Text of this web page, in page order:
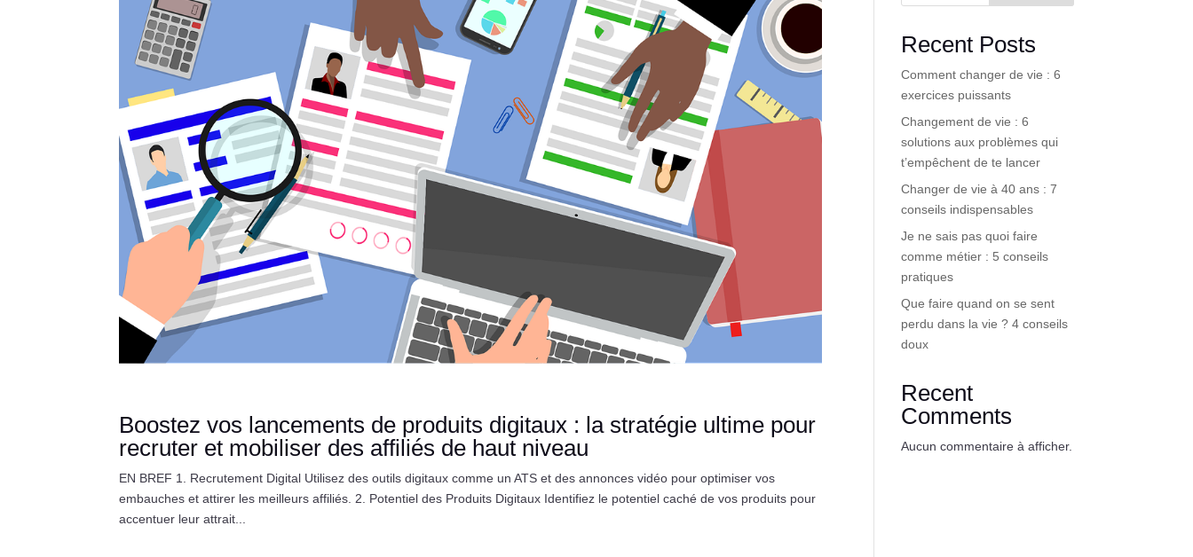
Boostez vos lancements de produits digitaux : la stratégie ultime pour
recruter et mobiliser des affiliés de haut niveau
EN BREF 1. Recrutement Digital Utilisez des outils digitaux comme un ATS et des annonces vidéo pour optimiser vos
embauches et attirer les meilleurs affiliés. 2. Potentiel des Produits Digitaux Identifiez le potentiel caché de vos produits pour
accentuer leur attrait...
Recent Posts
Comment changer de vie : 6
exercices puissants
Changement de vie : 6
solutions aux problèmes qui
t’empêchent de te lancer
Changer de vie à 40 ans : 7
conseils indispensables
Je ne sais pas quoi faire
comme métier : 5 conseils
pratiques
Que faire quand on se sent
perdu dans la vie ? 4 conseils
doux
Recent
Comments
Aucun commentaire à afficher.